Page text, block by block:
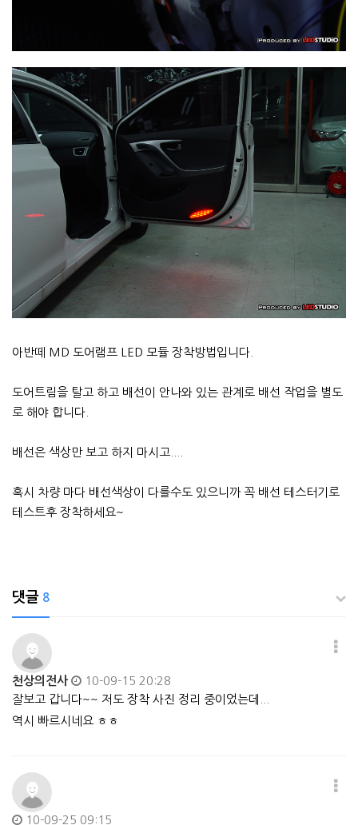
아반떼 MD 도어램프 LED 모듈 장착방법입니다.
도어트림을 탈고 하고 배선이 안나와 있는 관계로 배선 작업을 별도
로 해야 합니다.
배선은 색상만 보고 하지 마시고....
혹시 차량 마다 배선색상이 다를수도 있으니까 꼭 배선 테스터기로
테스트후 장착하세요~
댓글 8
천상의전사
10-09-15 20:28
잘보고 갑니다~~ 저도 장착 사진 정리 중이었는데...
역시 빠르시네요 ㅎㅎ
10-09-25 09:15